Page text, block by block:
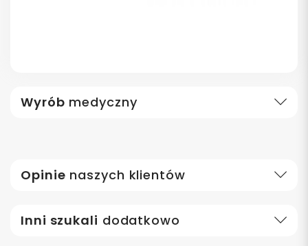
Wyrób medyczny
Opinie naszych klientów
Inni szukali dodatkowo